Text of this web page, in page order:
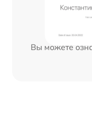
Вы можете